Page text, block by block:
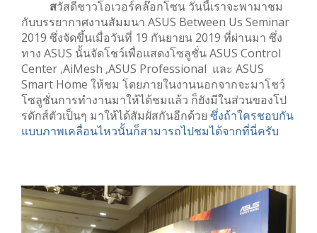
สวัสดีชาวโอเวอร์คล๊อกโซน วันนี้เราจะพามาชม
กับบรรยากาศงานสัมมนา ASUS Between Us Seminar
2019 ซึ่งจัดขึ้นเมื่อวันที่ 19 กันยายน 2019 ที่ผ่านมา ซึ่ง
ทาง ASUS นั้นจัดโชว์เพื่อแสดงโซลูชั่น ASUS Control
Center ,AiMesh ,ASUS Professional และ ASUS
Smart Home ให้ชม โดยภายในงานนอกจากจะมาโชว์
โซลูชั่นการทำงานมาให้ได้ชมแล้ว ก็ยังมีในส่วนของโป
รดักส์ตัวเป็นๆ มาให้ได้สัมผัสกันอีกด้วย ซึ่งถ้าใครชอบกัน
แบบภาพเคลื่อนไหวนั้นก็สามารถไปชมได้จากที่นี่ครับ